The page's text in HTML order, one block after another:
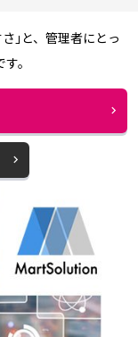
｣と、管理者にとっ
。